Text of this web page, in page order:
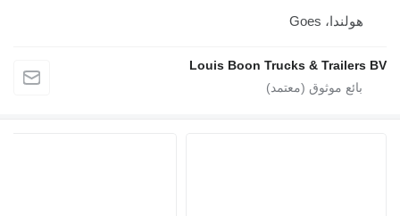
هولندا، Goes
Louis Boon Trucks & Trailers